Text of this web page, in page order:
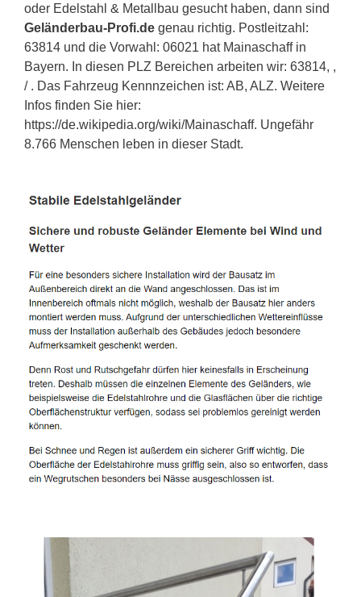
oder Edelstahl & Metallbau gesucht haben, dann sind
Geländerbau-Profi.de genau richtig. Postleitzahl:
63814 und die Vorwahl: 06021 hat Mainaschaff in
Bayern. In diesen PLZ Bereichen arbeiten wir: 63814, ,
/ . Das Fahrzeug Kennnzeichen ist: AB, ALZ. Weitere
Infos finden Sie hier:
https://de.wikipedia.org/wiki/Mainaschaff. Ungefähr
8.766 Menschen leben in dieser Stadt.